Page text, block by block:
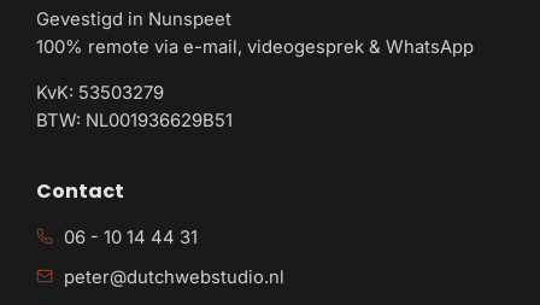
Gevestigd in Nunspeet
100% remote via e-mail, videogesprek & WhatsApp
KvK: 53503279
BTW: NL001936629B51
Contact
06 - 10 14 44 31
peter@dutchwebstudio.nl